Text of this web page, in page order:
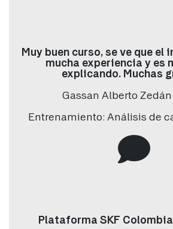
País*
Muy buen curso, se ve que
mucha experiencia y es
explicando. Muchas
Gassan Alberto
Entrenamiento: Análisis de
Plataforma SKF